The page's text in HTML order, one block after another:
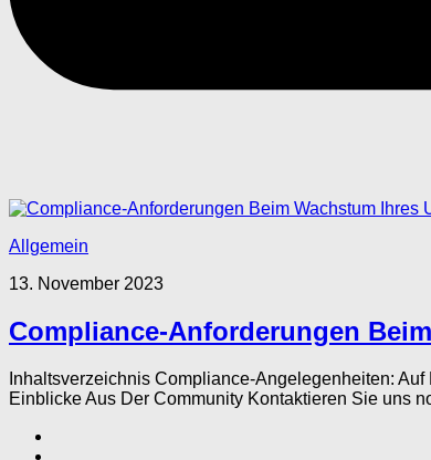
Allgemein
13. November 2023
Compliance-Anforderungen
Inhaltsverzeichnis Compliance-Angelegenheiten:
Einblicke Aus Der Community Kontaktieren Sie uns